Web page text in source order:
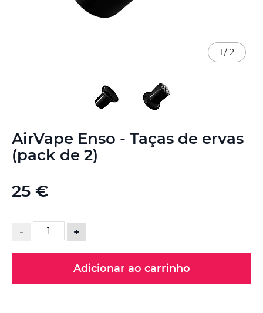
AirVape Enso - Taças de ervas
(pack de 2)
25 €
- +
Adicionar ao carrinho
1 / 2
para
o
início
Galeria
de